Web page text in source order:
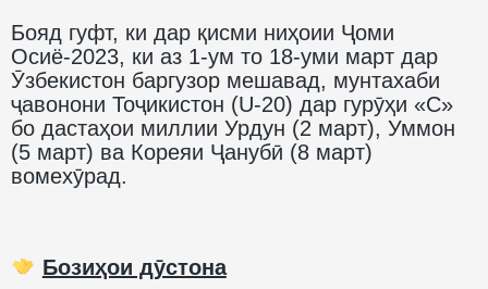
Бояд гуфт, ки дар қисми ниҳоии Ҷоми
Осиё-2023, ки аз 1-ум то 18-уми март дар
Ӯзбекистон баргузор мешавад, мунтахаби
ҷавонони Тоҷикистон (U-20) дар гурӯҳи «С»
бо дастаҳои миллии Урдун (2 март), Уммон
(5 март) ва Кореяи Ҷанубӣ (8 март)
вомехӯрад.
Бозиҳои дӯстона